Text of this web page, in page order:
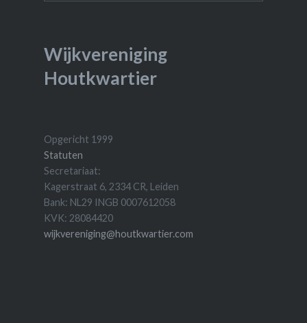
Wijkvereniging
Houtkwartier
Opgericht 1999
Statuten
Secretariaat:
Kagerstraat 6, 2334 CR, Leiden
Bank: NL29 INGB 0007612058
KVK: 28084420
wijkvereniging@houtkwartier.com